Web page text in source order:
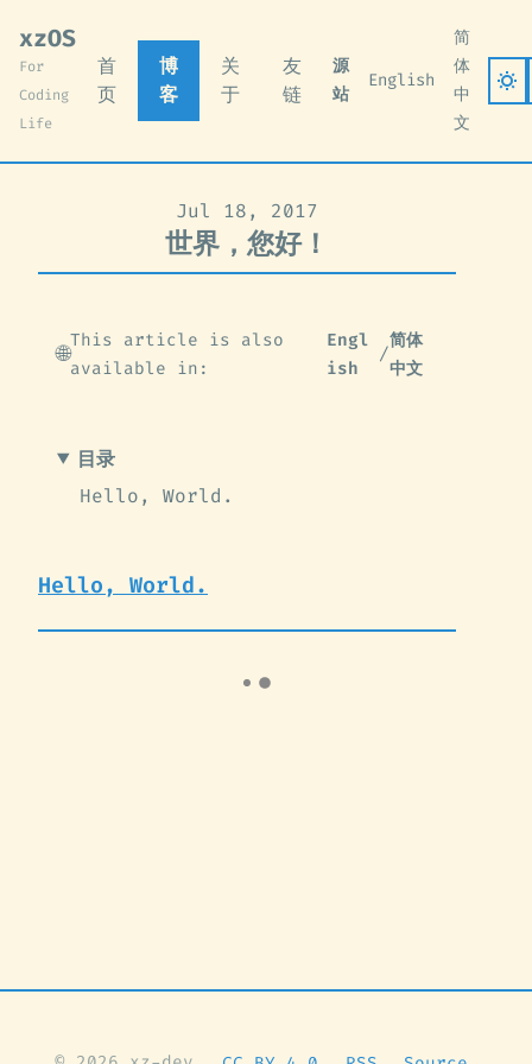
xzOS
For
Coding
Life
首
页
博
客
关
于
友
链
源
站
English
简
体
中
文
Jul 18, 2017
世界，您好！
🌐
This article is also
available in:
Engl
ish
/
简体
中文
目录
Hello, World.
Hello, World.